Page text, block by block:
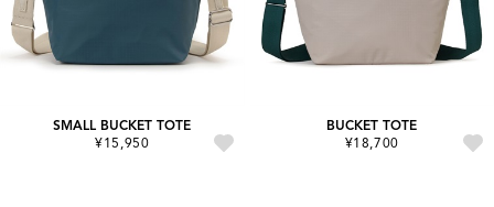
SMALL BUCKET TOTE
¥15,950
BUCKET TOTE
¥18,700